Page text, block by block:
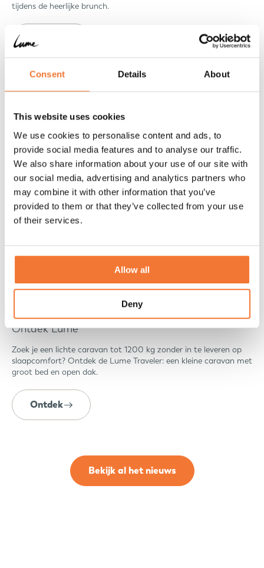
Consent Details About
This website uses cookies
We use cookies to personalise content and ads, to
provide social media features and to analyse our traffic.
We also share information about your use of our site with
our social media, advertising and analytics partners who
may combine it with other information that you’ve
provided to them or that they’ve collected from your use
of their services.
Allow all
Deny
tijdens de heerlijke brunch.
Lichte caravan tot 1200 kg met groot bed?
Ontdek Lume
Zoek je een lichte caravan tot 1200 kg zonder in te leveren op
slaapcomfort? Ontdek de Lume Traveler: een kleine caravan met
groot bed en open dak.
Ontdek
Blogs
Bekijk al het nieuws